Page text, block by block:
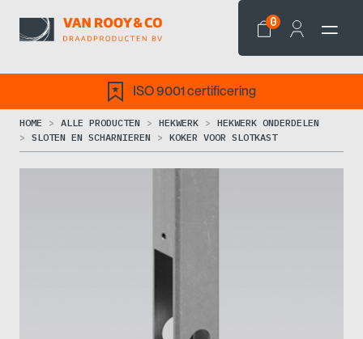
0
ISO 9001 certificering
HOME ALLE PRODUCTEN HEKWERK
HEKWERK ONDERDELEN
SLOTEN EN SCHARNIEREN
KOKER VOOR SLOTKAST